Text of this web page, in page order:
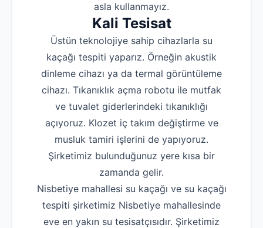
asla kullanmayız.
Kali Tesisat
Üstün teknolojiye sahip cihazlarla su
kaçağı tespiti yaparız. Örneğin akustik
dinleme cihazı ya da termal görüntüleme
cihazı. Tıkanıklık açma robotu ile mutfak
ve tuvalet giderlerindeki tıkanıklığı
açıyoruz. Klozet iç takım değiştirme ve
musluk tamiri işlerini de yapıyoruz.
Şirketimiz bulunduğunuz yere kısa bir
zamanda gelir.
Nisbetiye mahallesi su kaçağı ve su kaçağı
tespiti şirketimiz Nisbetiye mahallesinde
eve en yakın su tesisatçısıdır. Şirketimiz